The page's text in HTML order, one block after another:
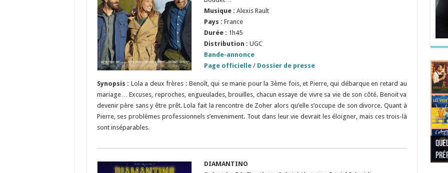
Musique : Alexis Rault
Pays : France
Durée : 1h45
Distribution : UGC
Bande-annonce
Page officielle / Dossier de presse
Synopsis : Lola a deux frères : Benoît, qui se marie pour la 3ème fois, et Pierre, qui débarque en retard au
mariage… Excuses, reproches, engueulades, brouilles, chacun essaye de vivre sa vie de son côté. Benoit va
devenir père sans y être prêt. Lola fait la rencontre de Zoher alors qu’elle s’occupe de son divorce. Quant à
Pierre, ses problèmes professionnels s’enveniment. Tout dans leur vie devrait les éloigner, mais ces trois-là
sont inséparables.
DIAMANTINO